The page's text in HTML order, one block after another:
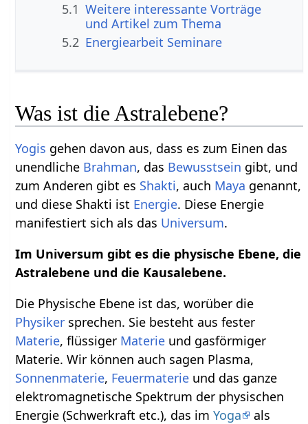
5.1 Weitere interessante Vorträge
und Artikel zum Thema
5.2 Energiearbeit Seminare
Was ist die Astralebene?
Yogis gehen davon aus, dass es zum Einen das
unendliche Brahman, das Bewusstsein gibt, und
zum Anderen gibt es Shakti, auch Maya genannt,
und diese Shakti ist Energie. Diese Energie
manifestiert sich als das Universum.
Im Universum gibt es die physische Ebene, die
Astralebene und die Kausalebene.
Die Physische Ebene ist das, worüber die
Physiker sprechen. Sie besteht aus fester
Materie, flüssiger Materie und gasförmiger
Materie. Wir können auch sagen Plasma,
Sonnenmaterie, Feuermaterie und das ganze
elektromagnetische Spektrum der physischen
Energie (Schwerkraft etc.), das imYoga
als